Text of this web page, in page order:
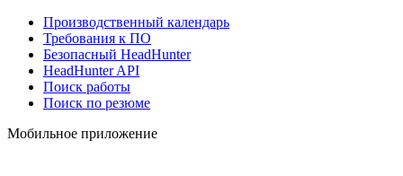
Производственный календарь
Требования к ПО
Безопасный HeadHunter
HeadHunter API
Поиск работы
Поиск по резюме
Мобильное приложение